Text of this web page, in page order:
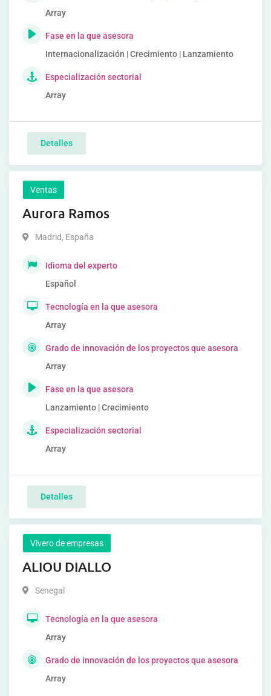
Array
Fase en la que asesora
Internacionalización | Crecimiento | Lanzamiento
Especialización sectorial
Array
Detalles
Ventas
Aurora Ramos
Madrid, España
Idioma del experto
Español
Tecnología en la que asesora
Array
Grado de innovación de los proyectos que asesora
Array
Fase en la que asesora
Lanzamiento | Crecimiento
Especialización sectorial
Array
Detalles
Vivero de empresas
ALIOU DIALLO
Senegal
Tecnología en la que asesora
Array
Grado de innovación de los proyectos que asesora
Array